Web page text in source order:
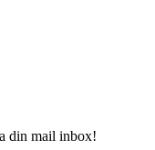
din mail inbox!